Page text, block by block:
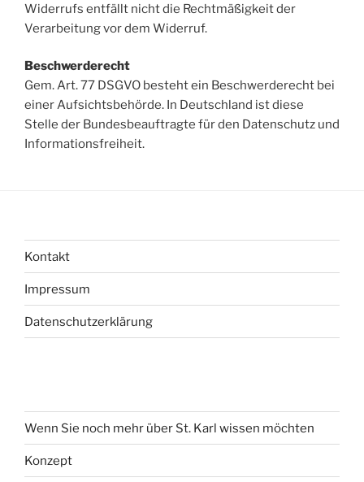
Widerrufs entfällt nicht die Rechtmäßigkeit der
Verarbeitung vor dem Widerruf.
Beschwerderecht
Gem. Art. 77 DSGVO besteht ein Beschwerderecht bei
einer Aufsichtsbehörde. In Deutschland ist diese
Stelle der Bundesbeauftragte für den Datenschutz und
Informationsfreiheit.
Kontakt
Impressum
Datenschutzerklärung
Wenn Sie noch mehr über St. Karl wissen möchten
Konzept